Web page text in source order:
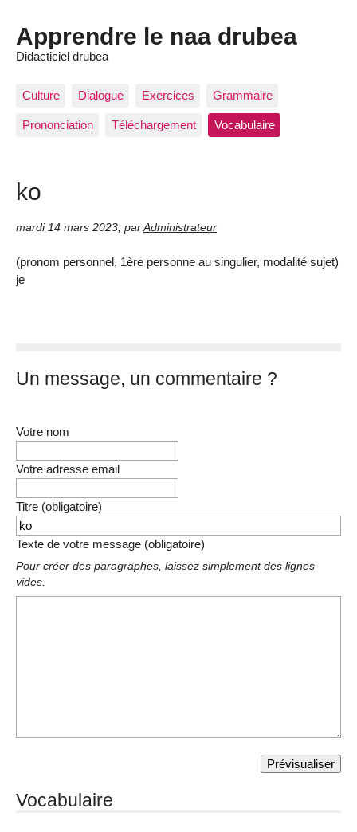
Apprendre le naa drubea
Didacticiel drubea
Culture Dialogue Exercices Grammaire
Prononciation Téléchargement Vocabulaire
ko
mardi 14 mars 2023 par Administrateur
(pronom personnel, 1ère personne au singulier, modalité sujet)
je
Un message, un commentaire ?
Votre nom
Votre adresse email
Titre (obligatoire)
Texte de votre message (obligatoire)
Pour créer des paragraphes, laissez simplement des lignes
vides.
Vocabulaire